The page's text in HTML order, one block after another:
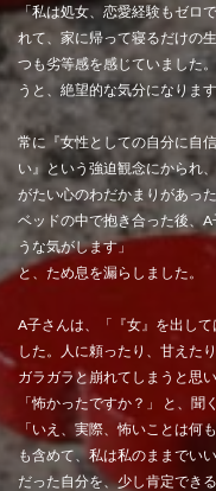
「私は処女、恋愛経験もゼロ
れて、家に帰って寝るだけの
つも劣等感を感じていました
うと、絶望的な気分になります
常に『女性としての自分に自
い』という強迫観念にかられ
がたい心のわだかまりがあっ
ベッドの中で抱き合った後、
うな気がします」
と、ため息を漏らしました。
A子さんは、「『女』を出し
した。人に頼ったり、甘えた
ガラガラと崩れてしまうと思
「怖かったですか？」 と、聞
「いえ、実際、怖いことは何
も含めて、私は私のままでい
だった自分を、少し肯定でき